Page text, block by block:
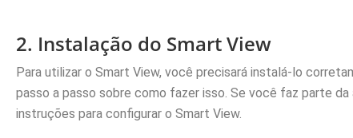
2. Instalação do Smart View
Para utilizar o Smart View, você precisará instalá-lo
passo a passo sobre como fazer isso. Se você faz parte
instruções para configurar o Smart View.